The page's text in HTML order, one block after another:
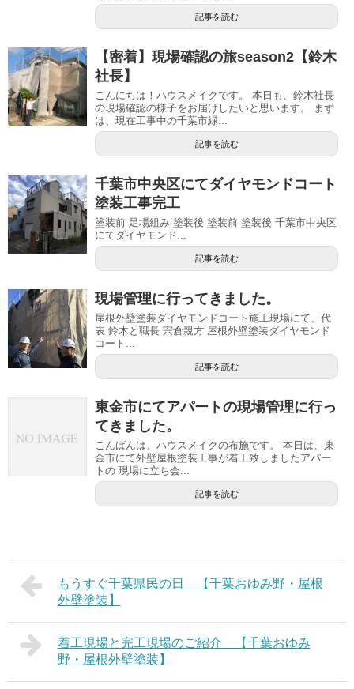
記事を読む
【密着】現場確認の旅season2【鈴木
社長】
こんにちは！ハウスメイクです。 本日も、鈴木社長
の現場確認の様子をお届けしたいと思います。 まず
は、現在工事中の千葉市緑...
記事を読む
千葉市中央区にてダイヤモンドコート
塗装工事完工
塗装前 足場組み 塗装後 塗装前 塗装後 千葉市中央区
にてダイヤモンド...
記事を読む
現場管理に行ってきました。
屋根外壁塗装ダイヤモンドコート施工現場にて、代
表 鈴木と職長 宍倉親方 屋根外壁塗装ダイヤモンド
コート...
記事を読む
東金市にてアパートの現場管理に行っ
てきました。
こんばんは、ハウスメイクの布施です。 本日は、東
金市にて外壁屋根塗装工事が着工致しましたアパー
トの 現場に立ち会...
記事を読む
もうすぐ千葉県民の日 【千葉おゆみ野・屋根
外壁塗装】
着工現場と完工現場のご紹介 【千葉おゆみ
野・屋根外壁塗装】